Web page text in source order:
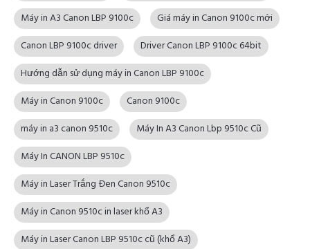
Máy in A3 Canon LBP 9100c
Giá máy in Canon 9100c mới
Canon LBP 9100c driver
Driver Canon LBP 9100c 64bit
Hướng dẫn sử dụng máy in Canon LBP 9100c
Máy in Canon 9100c
Canon 9100c
máy in a3 canon 9510c
Máy In A3 Canon Lbp 9510c Cũ
Máy In CANON LBP 9510c
Máy in Laser Trắng Đen Canon 9510c
Máy in Canon 9510c in laser khổ A3
Máy in Laser Canon LBP 9510c cũ (khổ A3)